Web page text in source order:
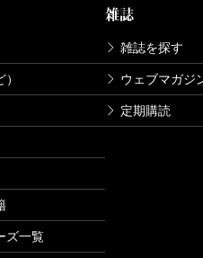
ズ一覧
雑誌
雑誌を探す
ウェブマガジ
定期購読